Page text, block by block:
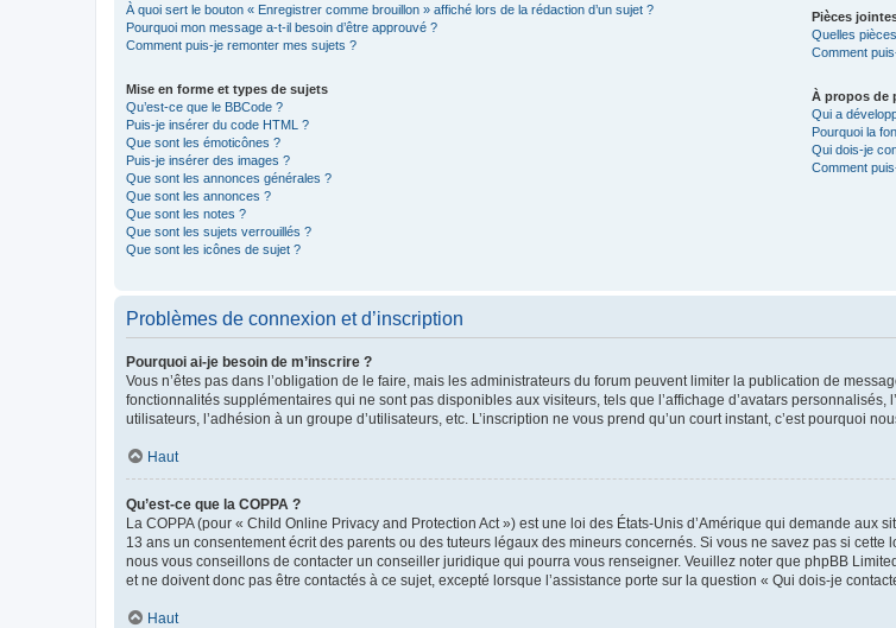
À quoi sert le bouton « Enregistrer comme brouillon » affiché lors de la rédaction d’un sujet ?
Pourquoi mon message a-t-il besoin d’être approuvé ?
Comment puis-je remonter mes sujets ?
Mise en forme et types de sujets
Qu’est-ce que le BBCode ?
Puis-je insérer du code HTML ?
Que sont les émoticônes ?
Puis-je insérer des images ?
Que sont les annonces générales ?
Que sont les annonces ?
Que sont les notes ?
Que sont les sujets verrouillés ?
Que sont les icônes de sujet ?
Pièces
Quelles
Comment
À propos de
Qui a
Pourquoi la
Qui dois-je
Comment
Problèmes de connexion et d’inscription
Pourquoi ai-je besoin de m’inscrire ?
Vous n’êtes pas dans l’obligation de le faire, mais les administrateurs du forum peuvent limiter la publication de
fonctionnalités supplémentaires qui ne sont pas disponibles aux visiteurs, tels que l’affichage d’avatars
utilisateurs, l’adhésion à un groupe d’utilisateurs, etc. L’inscription ne vous prend qu’un court instant, c’est pourquoi
Haut
Qu’est-ce que la COPPA ?
La COPPA (pour « Child Online Privacy and Protection Act ») est une loi des États-Unis d’Amérique qui demande
13 ans un consentement écrit des parents ou des tuteurs légaux des mineurs concernés. Si vous ne savez pas si
nous vous conseillons de contacter un conseiller juridique qui pourra vous renseigner. Veuillez noter que phpBB
et ne doivent donc pas être contactés à ce sujet, excepté lorsque l’assistance porte sur la question « Qui dois-je
Haut